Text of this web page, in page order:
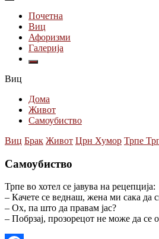
Почетна
Виц
Афоризми
Галерија
Виц
Дома
Живот
Самоубиство
Виц Брак Живот Црн Хумор Трпе
Самоубиство
Трпе во хотел се јавува на рецепција:
– Качете се веднаш, жена ми сака да
– Ох, па што да правам јас?
– Побрзај, прозорецот не може да се